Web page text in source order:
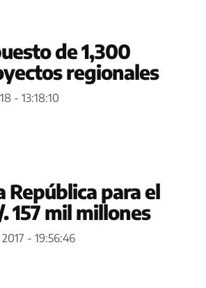
de 1,300
regionales
- 13:18:10
República para el
157 mil millones
- 19:56:46